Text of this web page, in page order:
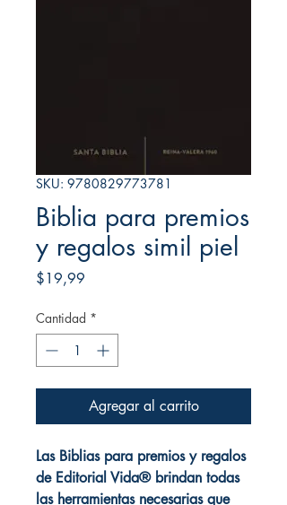
SKU: 9780829773781
Biblia para premios
y regalos simil piel
$19,99
Cantidad *
Agregar al carrito
Las Biblias para premios y regalos
de Editorial Vida® brindan todas
las herramientas necesarias que